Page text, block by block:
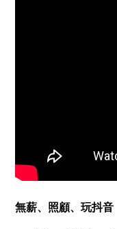
無薪、照顧、玩抖